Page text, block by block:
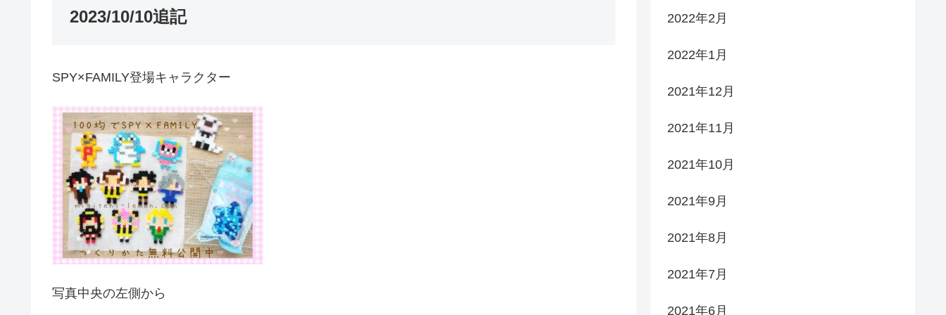
2023/10/10追記
SPY×FAMILY登場キャラクター
写真中央の左側から
2022年2月
2022年1月
2021年12月
2021年11月
2021年10月
2021年9月
2021年8月
2021年7月
2021年6月